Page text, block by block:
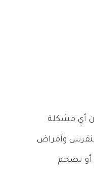
أي مشكلة
وأمراض
أو تضخم